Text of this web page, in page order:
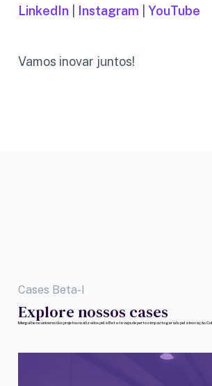
LinkedIn Instagram YouTube
Vamos inovar juntos!
Cases Beta-I
Explore nossos cases
Mergulhe no universo dos projetos realizados pela Beta-I e veja de perto o impacto gerado pela Inovação